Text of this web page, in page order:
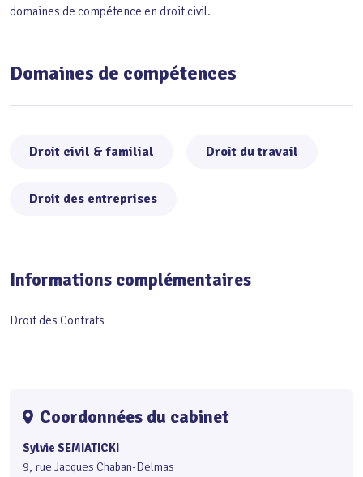
domaines de compétence en droit civil.
Domaines de compétences
Droit civil & familial Droit du travail
Droit des entreprises
Informations complémentaires
Droit des Contrats
Coordonnées du cabinet
Sylvie SEMIATICKI
9, rue Jacques Chaban-Delmas